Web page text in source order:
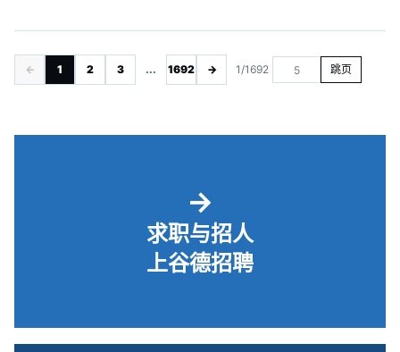
← 1 2 3 ... 1692 → 1/1692 跳页
→
求职与招人
上谷德招聘